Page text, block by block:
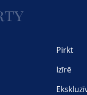
Pirkt
Izīrē